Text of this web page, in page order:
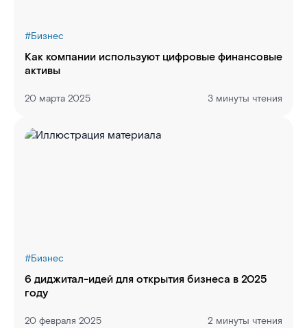
#Бизнес
Как компании используют цифровые финансовые
активы
20 марта 2025 3 минуты чтения
#Бизнес
6 диджитал-идей для открытия бизнеса в 2025
году
20 февраля 2025 2 минуты чтения